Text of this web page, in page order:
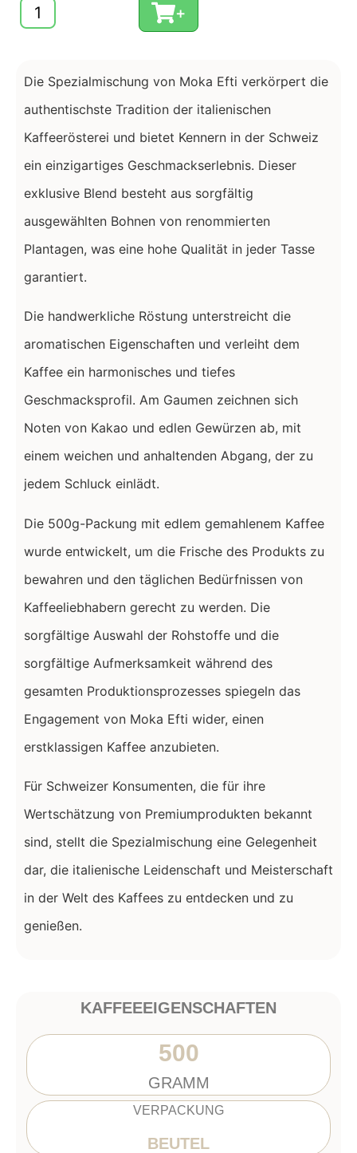
+
Die Spezialmischung von Moka Efti verkörpert die
authentischste Tradition der italienischen
Kaffeerösterei und bietet Kennern in der Schweiz
ein einzigartiges Geschmackserlebnis. Dieser
exklusive Blend besteht aus sorgfältig
ausgewählten Bohnen von renommierten
Plantagen, was eine hohe Qualität in jeder Tasse
garantiert.
Die handwerkliche Röstung unterstreicht die
aromatischen Eigenschaften und verleiht dem
Kaffee ein harmonisches und tiefes
Geschmacksprofil. Am Gaumen zeichnen sich
Noten von Kakao und edlen Gewürzen ab, mit
einem weichen und anhaltenden Abgang, der zu
jedem Schluck einlädt.
Die 500g-Packung mit edlem gemahlenem Kaffee
wurde entwickelt, um die Frische des Produkts zu
bewahren und den täglichen Bedürfnissen von
Kaffeeliebhabern gerecht zu werden. Die
sorgfältige Auswahl der Rohstoffe und die
sorgfältige Aufmerksamkeit während des
gesamten Produktionsprozesses spiegeln das
Engagement von Moka Efti wider, einen
erstklassigen Kaffee anzubieten.
Für Schweizer Konsumenten, die für ihre
Wertschätzung von Premiumprodukten bekannt
sind, stellt die Spezialmischung eine Gelegenheit
dar, die italienische Leidenschaft und Meisterschaft
in der Welt des Kaffees zu entdecken und zu
genießen.
KAFFEEEIGENSCHAFTEN
500
GRAMM
VERPACKUNG
BEUTEL